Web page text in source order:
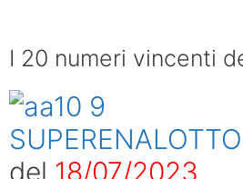
I 20 numeri vincenti
SUPERENALOTTO
del 18/07/2023